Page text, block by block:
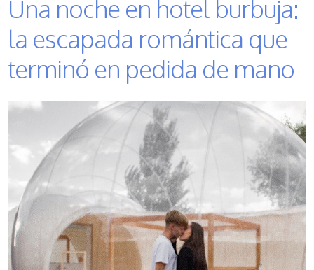
Una noche en hotel burbuja:
la escapada romántica que
terminó en pedida de mano